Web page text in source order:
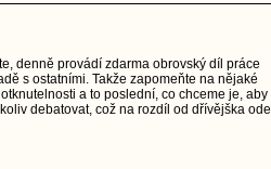
denně provádí zdarma obrovský díl práce
s ostatními. Takže zapomeňte na nějaké
a to poslední, co chceme je, aby
debatovat, což na rozdíl od dřívějška ode